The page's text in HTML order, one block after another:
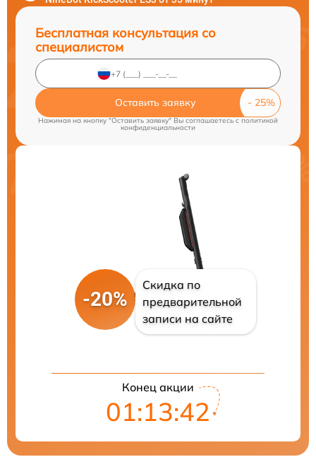
Бесплатная консультация со
специалистом
Оставить заявку
Нажимая на кнопку "Оставить заявку" Вы соглашаетесь c политикой
конфиденциальности
-20%
Скидка по
предварительной
записи на сайте
Конец акции
01:13:41